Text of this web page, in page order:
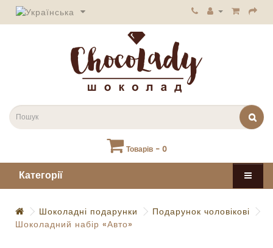
Товарів - 0
Категорії
Шоколадні подарунки
Подарунок чоловікові
Шоколадний набір «Авто»